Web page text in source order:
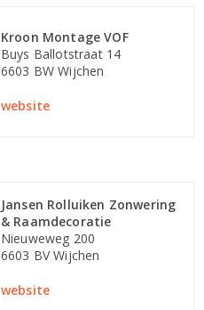
Kroon Montage VOF
Buys Ballotstraat 14
6603 BW Wijchen
website
Jansen Rolluiken Zonwering
& Raamdecoratie
Nieuweweg 200
6603 BV Wijchen
website